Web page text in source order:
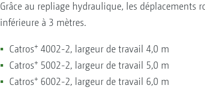
Grâce au repliage hydraulique, les
inférieure à 3 mètres.
Catros+4002-2, largeur de travail 4,0 m
Catros+5002-2, largeur de travail 5,0 m
Catros+6002-2, largeur de travail 6,0 m